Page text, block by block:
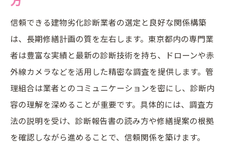
信頼できる建物劣化診断業者の選定と良好な関係構築
は、長期修繕計画の質を左右します。東京都内の専門業
者は豊富な実績と最新の診断技術を持ち、ドローンや赤
外線カメラなどを活用した精密な調査を提供します。管
理組合は業者とのコミュニケーションを密にし、診断内
容の理解を深めることが重要です。具体的には、調査方
法の説明を受け、診断報告書の読み方や修繕提案の根拠
を確認しながら進めることで、信頼関係を築けます。